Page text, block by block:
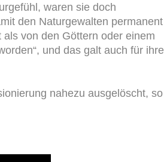
waren sie doch
den Naturgewalten permanent
von den Göttern oder einem
und das galt auch für ihre
nahezu ausgelöscht, so